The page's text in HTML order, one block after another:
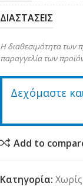
ΔΙΑΣΤΑΣΕΙΣ
Η διαθεσιμότητα των
παραγγελία των
Δεχόμαστε
Add to
Κατηγορία: